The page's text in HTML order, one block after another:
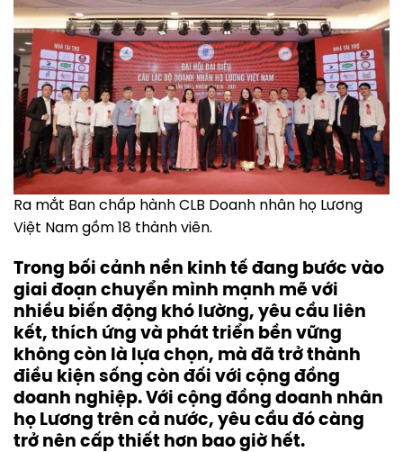
Ra mắt Ban chấp hành CLB Doanh nhân họ Lương
Việt Nam gồm 18 thành viên.
Trong bối cảnh nền kinh tế đang bước vào
giai đoạn chuyển mình mạnh mẽ với
nhiều biến động khó lường, yêu cầu liên
kết, thích ứng và phát triển bền vững
không còn là lựa chọn, mà đã trở thành
điều kiện sống còn đối với cộng đồng
doanh nghiệp. Với cộng đồng doanh nhân
họ Lương trên cả nước, yêu cầu đó càng
trở nên cấp thiết hơn bao giờ hết.